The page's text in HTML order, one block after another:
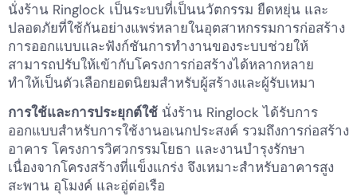
นั่งร้าน Ringlock เป็นระบบที่เป็นนวัตกรรม ยืดหยุ่น และ
ปลอดภัยที่ใช้กันอย่างแพร่หลายในอุตสาหกรรมการก่อสร้าง
การออกแบบและฟังก์ชันการทำงานของระบบช่วยให้
สามารถปรับให้เข้ากับโครงการก่อสร้างได้หลากหลาย
ทำให้เป็นตัวเลือกยอดนิยมสำหรับผู้สร้างและผู้รับเหมา
การใช้และการประยุกต์ใช้ นั่งร้าน Ringlock ได้รับการ
ออกแบบสำหรับการใช้งานอเนกประสงค์ รวมถึงการก่อสร้าง
อาคาร โครงการวิศวกรรมโยธา และงานบำรุงรักษา
เนื่องจากโครงสร้างที่แข็งแกร่ง จึงเหมาะสำหรับอาคารสูง
สะพาน อุโมงค์ และอู่ต่อเรือ